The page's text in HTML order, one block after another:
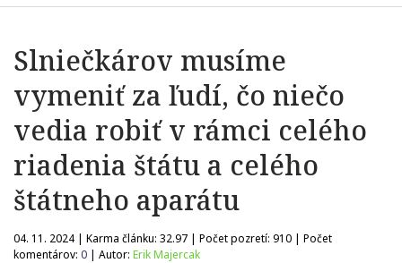
Slniečkárov musíme
vymeniť za ľudí, čo niečo
vedia robiť v rámci celého
riadenia štátu a celého
štátneho aparátu
04. 11. 2024 | Karma článku: 32.97 | Počet pozretí: 910 | Počet
komentárov: 0 | Autor: Erik Majercak